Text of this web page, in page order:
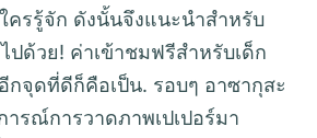
ครรู้จัก ดังนั้นจึงแนะนำสำหรับ
ปด้วย! ค่าเข้าชมฟรีสำหรับเด็ก
กจุดที่ดีก็คือเป็น. รอบๆ อาซากุสะ
รณ์การวาดภาพเปเปอร์มา